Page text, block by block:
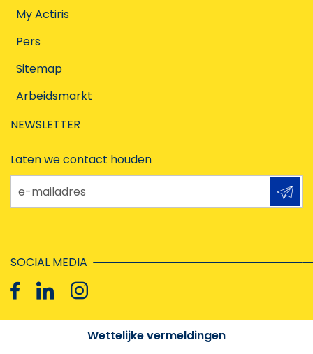
My Actiris
Pers
Sitemap
Arbeidsmarkt
NEWSLETTER
Laten we contact houden
e-mailadres
SOCIAL MEDIA
Wettelijke vermeldingen